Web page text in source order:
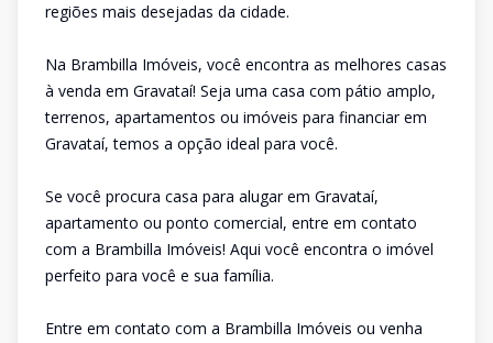
regiões mais desejadas da cidade.
Na Brambilla Imóveis, você encontra as melhores casas
à venda em Gravataí! Seja uma casa com pátio amplo,
terrenos, apartamentos ou imóveis para financiar em
Gravataí, temos a opção ideal para você.
Se você procura casa para alugar em Gravataí,
apartamento ou ponto comercial, entre em contato
com a Brambilla Imóveis! Aqui você encontra o imóvel
perfeito para você e sua família.
Entre em contato com a Brambilla Imóveis ou venha